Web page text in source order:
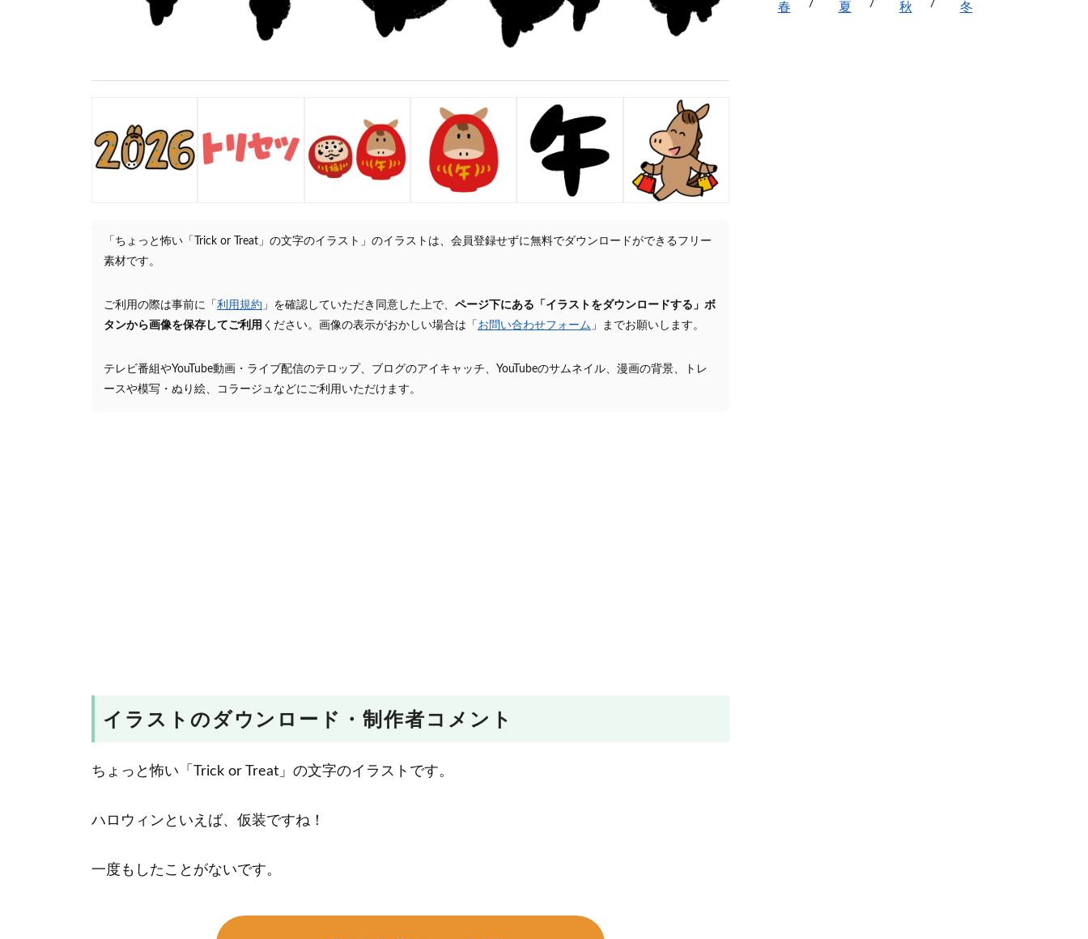
「ちょっと怖い「Trick or Treat」の文字のイラスト」のイラストは、会員登録せずに無料でダウンロードができるフリー
素材です。
ご利用の際は事前に「 利用規約 」を確認していただき同意した上で、 ページ下にある「イラストをダウンロードする」ボ
タンから画像を保存してご利用 ください。画像の表示がおかしい場合は「 お問い合わせフォーム 」までお願いします。
テレビ番組やYouTube動画・ライブ配信のテロップ、ブログのアイキャッチ、YouTubeのサムネイル、漫画の背景、トレ
ースや模写・ぬり絵、コラージュなどにご利用いただけます。
イラストのダウンロード・制作者コメント
ちょっと怖い「Trick or Treat」の文字のイラストです。
ハロウィンといえば、仮装ですね！
一度もしたことがないです。
春
夏 秋 冬